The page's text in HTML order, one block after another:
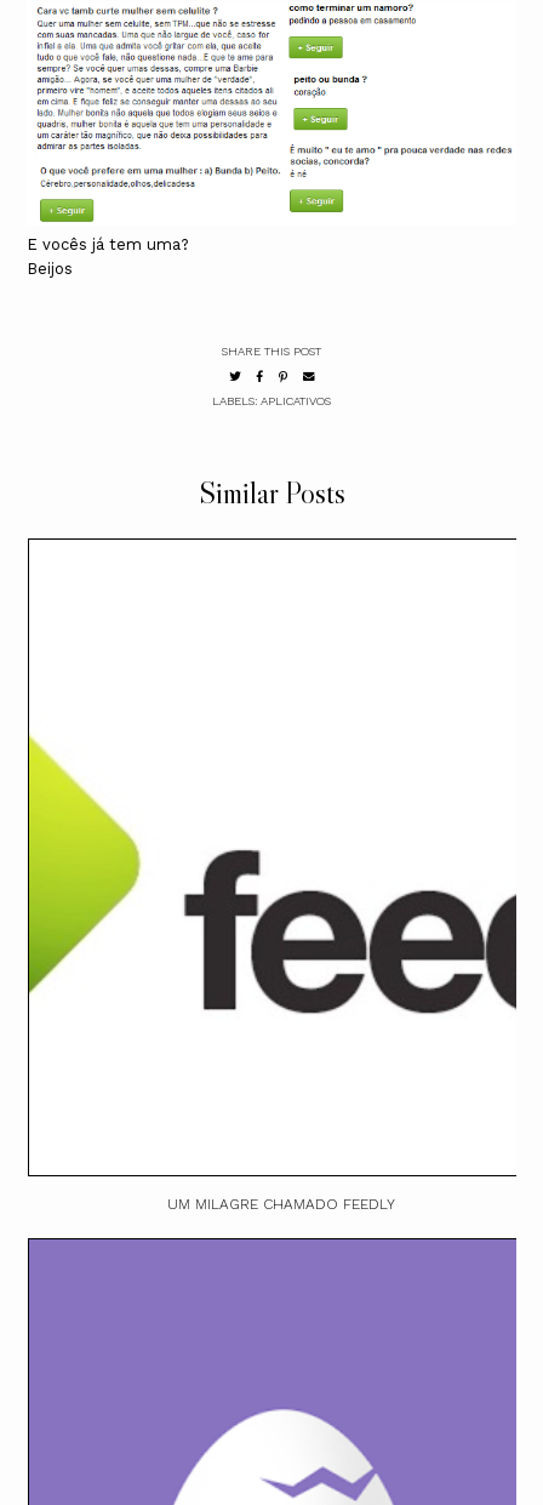
E vocês já tem uma?
Beijos
SHARE THIS POST
LABELS: APLICATIVOS
Similar Posts
UM MILAGRE CHAMADO FEEDLY